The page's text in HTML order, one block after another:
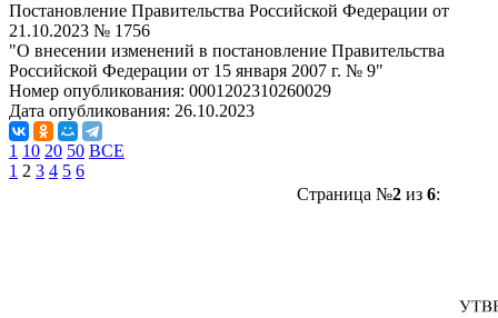
Постановление Правительства Российской Федерации от
21.10.2023 № 1756
"О внесении изменений в постановление Правительства
Российской Федерации от 15 января 2007 г. № 9"
Номер опубликования: 0001202310260029
Дата опубликования: 26.10.2023
1 10 20 50 ВСЕ
1 2 3 4 5 6
Страница №2из 6: